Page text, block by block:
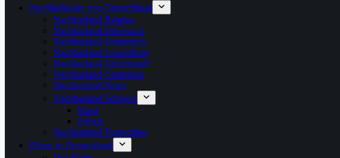
Nachbarländer von Deutschland
Nachbarland Belgien
Nachbarland Dänemark
Nachbarland Frankreich
Nachbarland Luxemburg
Nachbarland Niederlande
Nachbarland Österreich
Nachbarland Polen
Nachbarland Schweiz
Basel
Zürich
Nachbarland Tschechien
Flüsse in Deutschland